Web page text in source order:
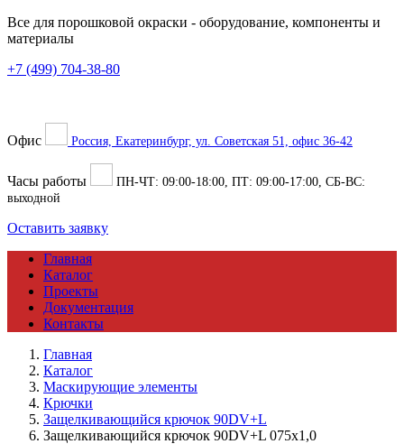
Все для порошковой окраски - оборудование, компоненты и
материалы
+7 (499) 704-38-80
Офис Россия, Екатеринбург, ул. Советская 51, офис 36-42
Часы работы ПН-ЧТ: 09:00-18:00 , ПТ: 09:00-17:00 , СБ-ВС:
выходной
Оставить заявку
Главная
Каталог
Проекты
Документация
Контакты
Главная
Каталог
Маскирующие элементы
Крючки
Защелкивающийся крючок 90DV+L
Защелкивающийся крючок 90DV+L 075x1,0